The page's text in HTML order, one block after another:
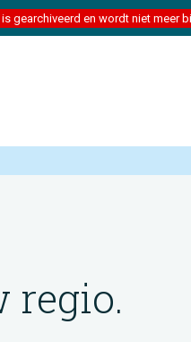
gearchiveerd en wordt niet meer
regio.